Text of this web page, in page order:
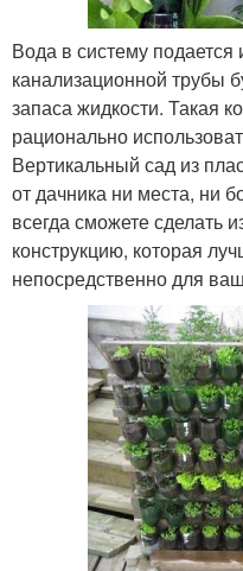
Вода в систему подается
канализационной трубы
запаса жидкости. Такая
рационально
Вертикальный сад из
от дачника ни места, ни
всегда сможете сделать
конструкцию, которая
непосредственно для